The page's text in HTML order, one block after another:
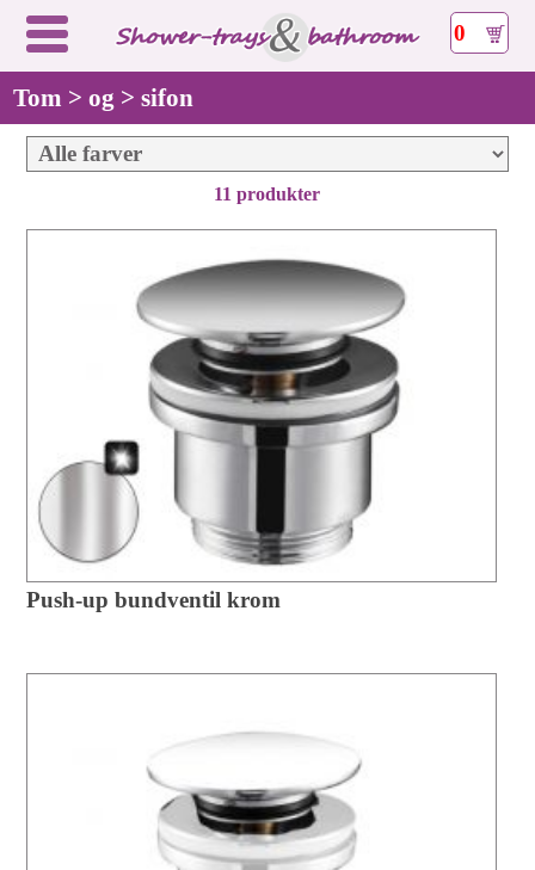
0
Tom > og > sifon
11 produkter
Push-up bundventil krom